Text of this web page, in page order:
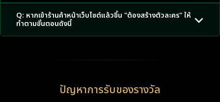
Q: หากเข้าร้านค้าหน้าเว็บไซต์แล้วขึ้น "ต้องสร้างตัวละคร" ให้
ทำตามขั้นตอนดังนี้
ปัญหาการรับของรางวัล